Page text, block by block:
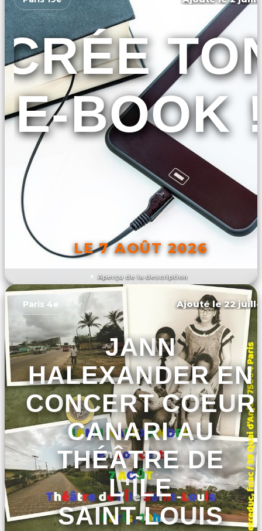
Aperçu de la description
CRÉE
E-BOOK
LE 7 AOÛT 2026
DÉCOUVRIR L'ÉVÉNEMENT
Paris 4e Ajouté le 22
JANN
HALEXANDER EN
CONCERT COEUR
CANARI AU
THÉÂTRE DE
L'ÎLE
SAINT-LOUIS